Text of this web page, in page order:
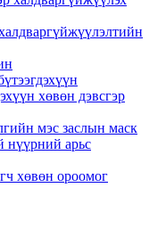
хөвөн дэвсгэр
мэс заслын маск
нүүрний арьс
хөвөн ороомог